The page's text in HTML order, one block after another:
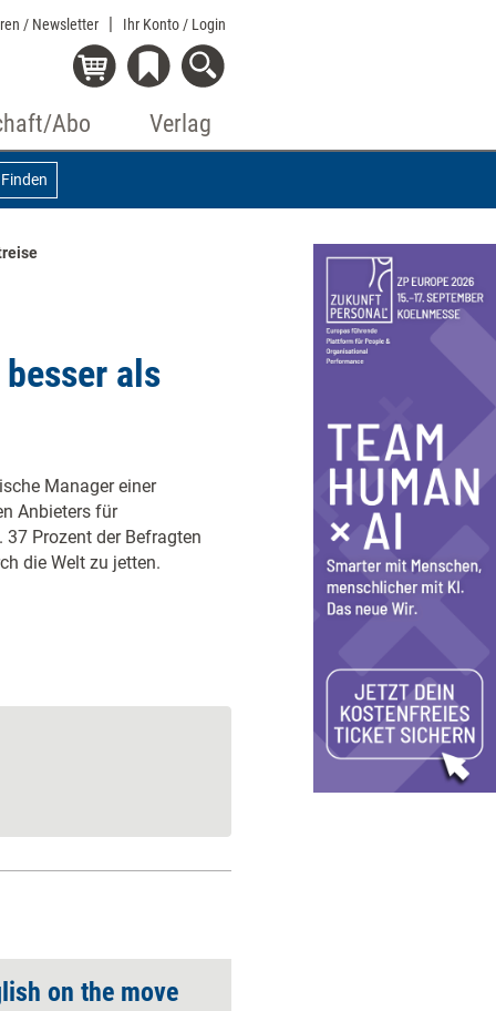
/ Newsletter Ihr Konto / Login
Abo Verlag
Finden
als
Manager einer
Anbieters für
Prozent der Befragten
die Welt zu jetten.
on the move